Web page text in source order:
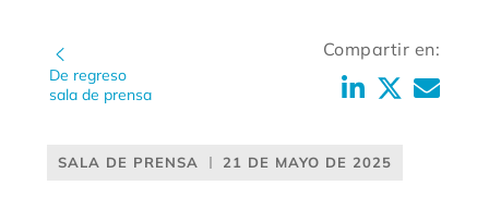
De regreso
sala de prensa
Compartir en:
SALA DE PRENSA 21 DE MAYO DE 2025